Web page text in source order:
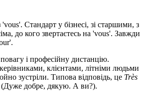
Стандарт у бізнесі, зі старшими, з
до кого звертаєтесь на 'vous'. Завжди
і професійну дистанцію.
клієнтами, літніми людьми
зустріли. Типова відповідь, це Très
(Дуже добре, дякую. А ви?).